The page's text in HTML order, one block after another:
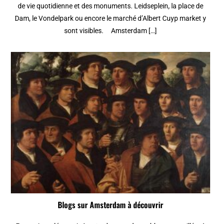
de vie quotidienne et des monuments. Leidseplein, la place de
Dam, le Vondelpark ou encore le marché d’Albert Cuyp market y
sont visibles. Amsterdam […]
Blogs sur Amsterdam à découvrir